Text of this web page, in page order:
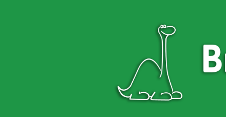
Brontosaurus
Brontosaurus